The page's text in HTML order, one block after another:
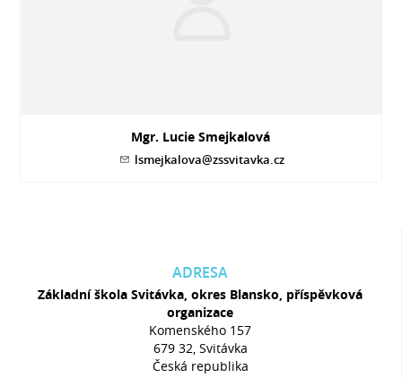
Mgr. Lucie Smejkalová
lsmejkalova@zssvitavka.cz
ADRESA
Základní škola Svitávka, okres Blansko, příspěvková
organizace
Komenského 157
679 32, Svitávka
Česká republika